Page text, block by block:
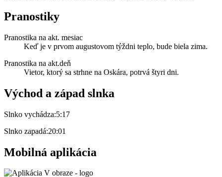
Pranostiky
Pranostika na akt. mesiac
Keď je v prvom augustovom týždni teplo, bude biela zima.
Pranostika na akt.deň
Vietor, ktorý sa strhne na Oskára, potrvá štyri dni.
Východ a západ slnka
Slnko vychádza:5:17
Slnko zapadá:20:01
Mobilná aplikácia